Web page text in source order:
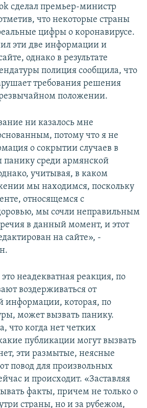
сделал премьер-министр
что некоторые страны
цифры о коронавирусе.
эти две информации и
однако в результате
полиция сообщила, что
требования решения
положении.
ни казалось мне
потому что я не
о сокрытии случаев в
панику среди армянской
учитывая, в каком
мы находимся, поскольку
относящемся с
мы сочли неправильным
в данный момент, и этот
на сайте», -
неадекватная реакция, по
воздерживаться от
информации, которая, по
может вызвать панику.
что когда нет четких
публикации могут вызвать
эти размытые, неясные
повод для произвольных
и происходит. «Заставляя
факты, причем не только о
страны, но и за рубежом,